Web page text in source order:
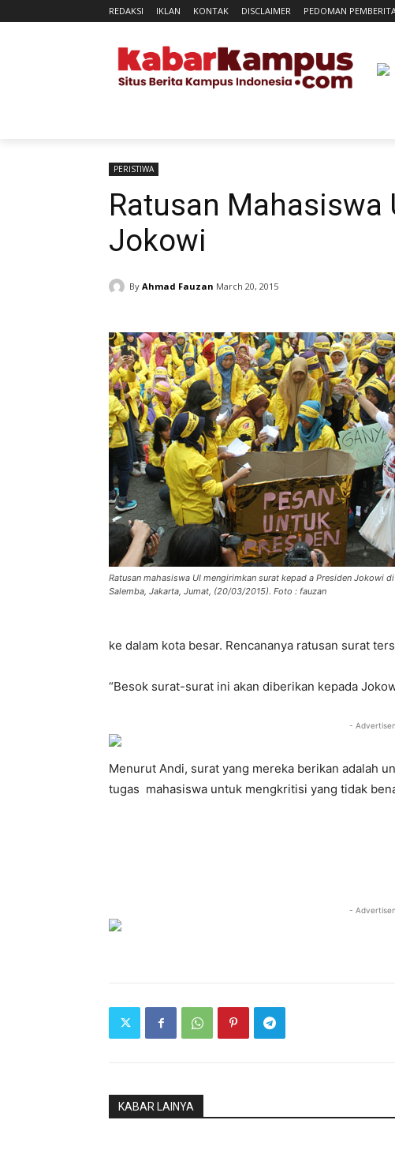
REDAKSI IKLAN KONTAK DISCLAIMER PEDOMAN
PERISTIWA
Ratusan Mahasiswa
Jokowi
By Ahmad Fauzan March 20, 2015
Ratusan mahasiswa UI mengirimkan surat kepad a Presiden Jokowi
Salemba, Jakarta, Jumat, (20/03/2015). Foto : fauzan
ke dalam kota besar. Rencananya ratusan surat
“Besok surat-surat ini akan diberikan kepada
-
Menurut Andi, surat yang mereka berikan adalah
tugas mahasiswa untuk mengkritisi yang tidak
-
KABAR LAINYA